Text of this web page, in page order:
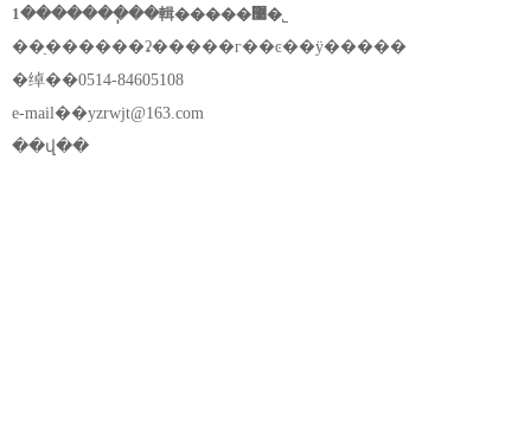
1�������ֽ��輯�����޹�˾
��ַ������ʡ�����г��ͼ��ÿ�����
�绰��0514-84605108
e-mail��yzrwjt@163.com
��վ��